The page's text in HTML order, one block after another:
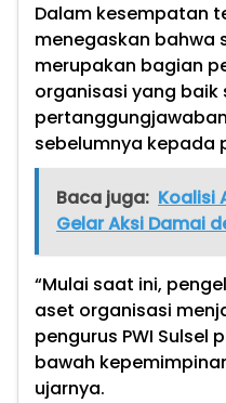
Dalam kesempatan
menegaskan bahwa
merupakan bagian
organisasi yang baik
sebelumnya kepada
Baca juga: Koalisi
Gelar Aksi Damai
“Mulai saat ini,
aset organisasi
pengurus PWI Sulsel
bawah
ujarnya.